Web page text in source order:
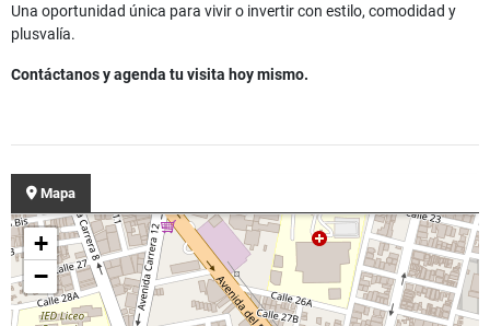
Una oportunidad única para vivir o invertir con estilo, comodidad y
plusvalía.
Contáctanos y agenda tu visita hoy mismo.
Mapa
+
−